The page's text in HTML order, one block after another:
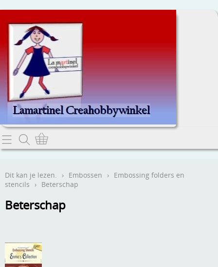
Home
Contact
Webwinkel
Aanbiedingen
Verzend - en verpakkingsk
Dit kan je lezen. › Embossen › Embossing folders en
stencils
› Beterschap
Beterschap